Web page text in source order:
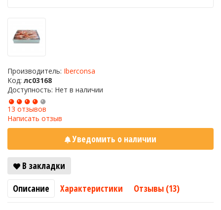
Производитель: Iberconsa
Код: лс03168
Доступность: Нет в наличии
13 отзывов
Написать отзыв
Уведомить о наличии
В закладки
Описание
Характеристики Отзывы (13)